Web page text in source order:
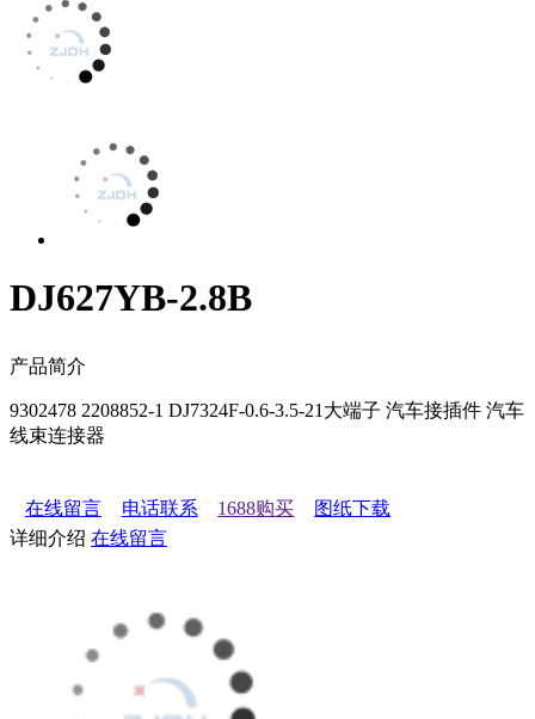
DJ627YB-2.8B
产品简介
9302478 2208852-1 DJ7324F-0.6-3.5-21大端子 汽车接插件 汽车
线束连接器
在线留言 电话联系 1688购买
图纸下载
详细介绍 在线留言